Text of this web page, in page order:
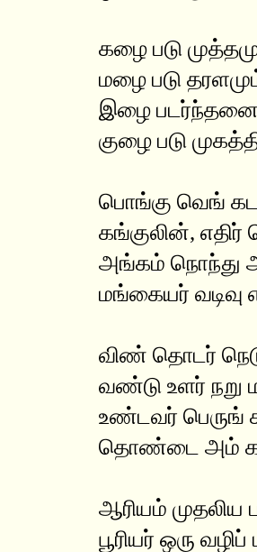
கழை படு
மழை படு
இழை
குழை படு
பொங்கு வெங் கட
கங்குலின், எதிர்
அங்கம் நொந்து
மங்கையர் வடிவு
விண் தொடர்
வண்டு உளர் நறு
உண்டவர் பெருங்
தொண்டை அம்
ஆரியம்
பூரியர் ஒரு